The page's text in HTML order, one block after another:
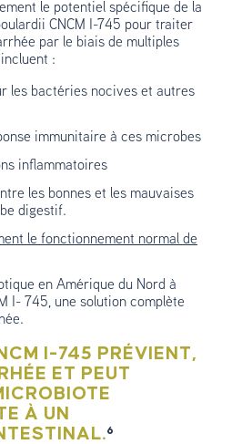
le potentiel spécifique de la
CNCM I-745 pour traiter
par le biais de multiples
:
les bactéries nocives et autres
immunitaire à ces microbes
inflammatoires
les bonnes et les mauvaises
digestif.
le fonctionnement normal de
en Amérique du Nord à
I- 745, une solution complète
I-745 PRÉVIENT,
ET PEUT
À UN
⁶